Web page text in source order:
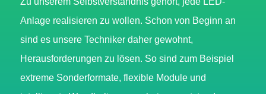
Anlage realisieren zu wollen. Schon von Beginn an
sind es unsere Techniker daher gewohnt,
Herausforderungen zu lösen. So sind zum Beispiel
extreme Sonderformate, flexible Module und